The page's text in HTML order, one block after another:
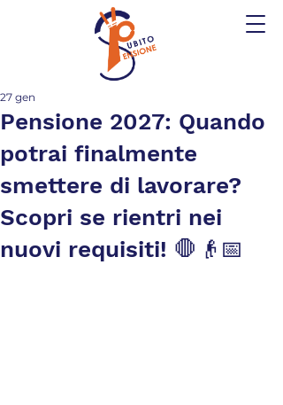
Pensione 2027: Quando
potrai finalmente
smettere di lavorare?
Scopri se rientri nei
nuovi requisiti! 🛑👴📅
27 gen